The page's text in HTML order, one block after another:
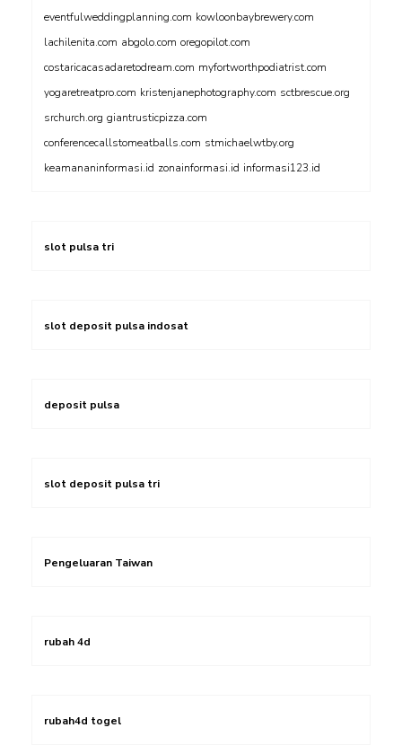
eventfulweddingplanning.com kowloonbaybrewery.com
lachilenita.com abgolo.com oregopilot.com
costaricacasadaretodream.com myfortworthpodiatrist.com
yogaretreatpro.com kristenjanephotography.com sctbrescue.org
srchurch.org giantrusticpizza.com
conferencecallstomeatballs.com stmichaelwtby.org
keamananinformasi.id zonainformasi.id informasi123.id
slot pulsa tri
slot deposit pulsa indosat
deposit pulsa
slot deposit pulsa tri
Pengeluaran Taiwan
rubah 4d
rubah4d togel